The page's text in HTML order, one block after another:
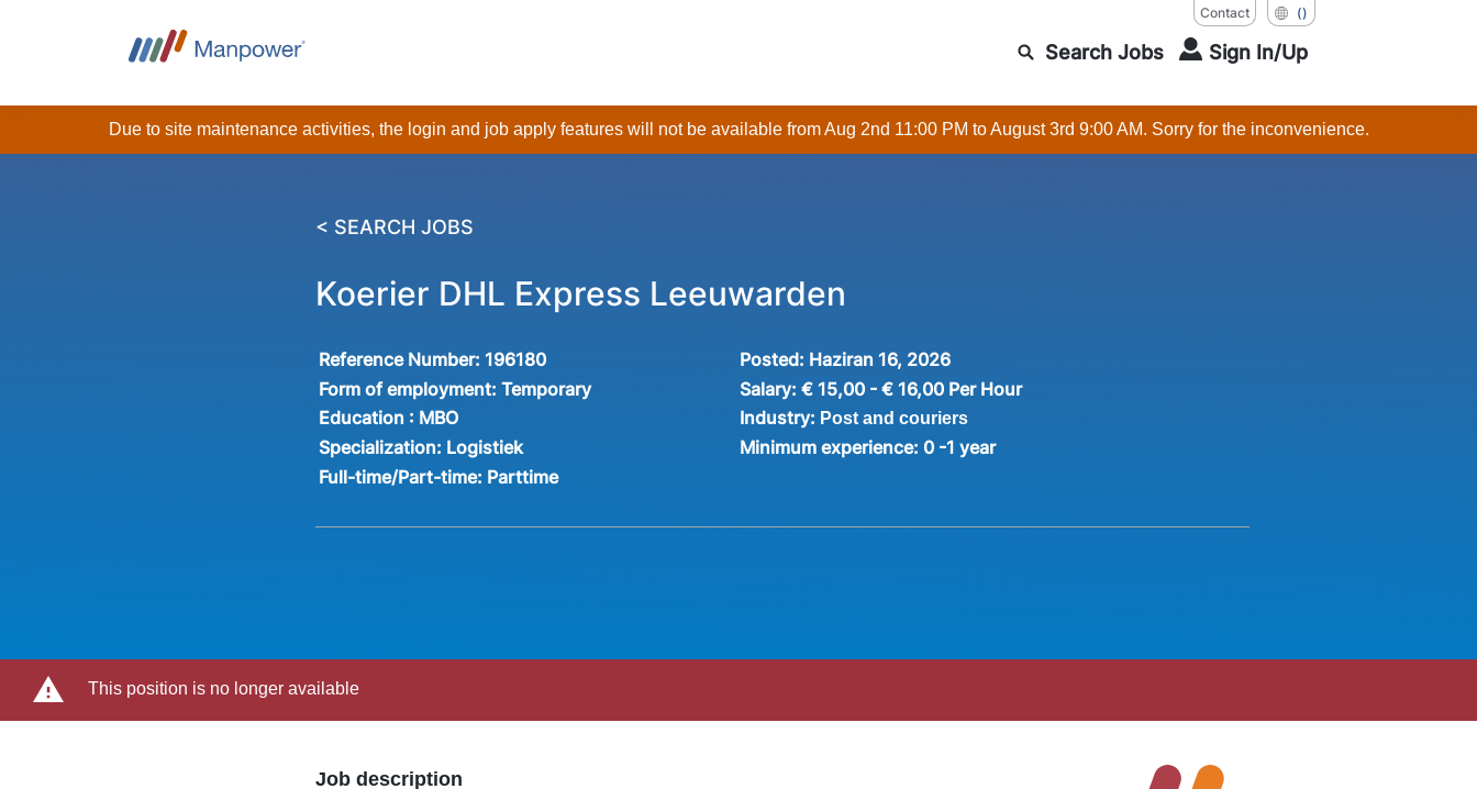
Contact ()
Search Jobs Sign In/Up
Due to site maintenance activities, the login and job apply features will not be available from Aug 2nd 11:00 PM to August 3rd 9:00 AM. Sorry for the inconvenience.
< SEARCH JOBS
Koerier DHL Express Leeuwarden
Reference Number: 196180 Posted: Haziran 16, 2026
Form of employment:Temporary Salary: € 15,00 - € 16,00 Per Hour
Education : MBO Industry: Post and couriers
Specialization: Logistiek Minimum experience: 0 -1 year
Full-time/Part-time: Parttime
This position is no longer available
Job description